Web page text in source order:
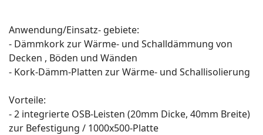
Anwendung/Einsatz- gebiete:
- Dämmkork zur Wärme- und Schalldämmung von
Decken , Böden und Wänden
- Kork-Dämm-Platten zur Wärme- und Schallisolierung
Vorteile:
- 2 integrierte OSB-Leisten (20mm Dicke, 40mm Breite)
zur Befestigung / 1000x500-Platte